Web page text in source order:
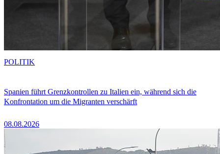
Spanien führt Grenzkontrollen zu Italien ein, während sich die
Konfrontation um die Migranten verschärft
08.08.2026
POLITIK